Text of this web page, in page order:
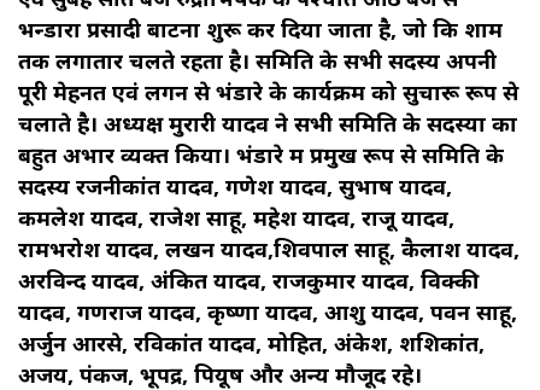
भन्डारा प्रसादी बाटना शुरू कर दिया जाता है, जो कि शाम
तक लगातार चलते रहता है। समिति के सभी सदस्य अपनी
पूरी मेहनत एवं लगन से भंडारे के कार्यक्रम को सुचारू रूप से
चलाते है। अध्यक्ष मुरारी यादव ने सभी समिति के सदस्यों का
बहुत अभार व्यक्त किया। भंडारे में प्रमुख रूप से समिति के
सदस्य रजनीकांत यादव, गणेश यादव, सुभाष यादव,
कमलेश यादव, राजेश साहू, महेश यादव, राजू यादव,
रामभरोश यादव, लखन यादव,शिवपाल साहू, कैलाश यादव,
अरविन्द यादव, अंकित यादव, राजकुमार यादव, विक्की
यादव, गणराज यादव, कृष्णा यादव, आशु यादव, पवन साहू,
अर्जुन आरसे, रविकांत यादव, मोहित, अंकेश, शशिकांत,
अजय, पंकज, भूपेंद्र, पियूष और अन्य मौजूद रहे।